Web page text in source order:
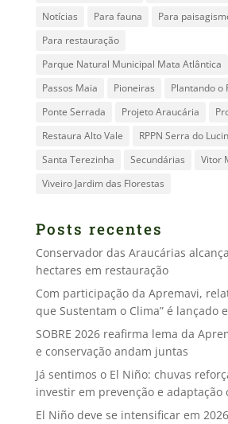
Notícias
Para fauna
Para
Para restauração
Parque Natural Municipal Mata Atlântica
Passos Maia
Pioneiras
Plantando o
Ponte Serrada
Projeto Araucária
Restaura Alto Vale
RPPN Serra do
Santa Terezinha
Secundárias
Vitor
Viveiro Jardim das Florestas
Posts recentes
Conservador das Araucárias
hectares em restauração
Com participação da Apremavi,
que Sustentam o Clima” é lançado
SOBRE 2026 reafirma lema da
e conservação andam juntas
Já sentimos o El Niño: chuvas
investir em prevenção e adaptação
El Niño deve se intensificar em